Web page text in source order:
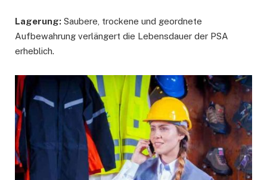
Lagerung: Saubere, trockene und geordnete
Aufbewahrung verlängert die Lebensdauer der PSA
erheblich.